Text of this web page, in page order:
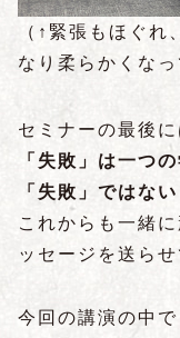
（↑緊張もほぐ
なり柔らかくな
セミナーの最後
「失敗」は一つ
「失敗」ではない
これからも一緒
ッセージを送ら
今回の講演の中